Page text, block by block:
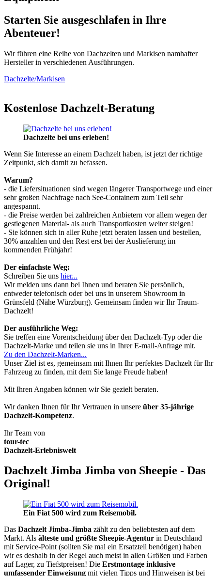
Starten Sie ausgeschlafen in Ihre
Abenteuer!
Wir führen eine Reihe von Dachzelten und Markisen namhafter
Hersteller in verschiedenen Ausführungen.
Dachzelte/Markisen
Kostenlose Dachzelt-Beratung
Dachzelte bei uns erleben!
Wenn Sie Interesse an einem Dachzelt haben, ist jetzt der richtige
Zeitpunkt, sich damit zu befassen.
Warum?
- die Liefersituationen sind wegen längerer Transportwege und einer
sehr großen Nachfrage nach See-Containern zum Teil sehr
angespannt.
- die Preise werden bei zahlreichen Anbietern vor allem wegen der
gestiegenen Material- als auch Transportkosten weiter steigen!
- Sie können sich in aller Ruhe jetzt beraten lassen und bestellen,
30% anzahlen und den Rest erst bei der Auslieferung im
kommenden Frühjahr!
Der einfachste Weg:
Schreiben Sie uns hier...
Wir melden uns dann bei Ihnen und beraten Sie persönlich,
entweder telefonisch oder bei uns in unserem Showroom in
Grünsfeld (Nähe Würzburg). Gemeinsam finden wir Ihr Traum-
Dachzelt!
Der ausführliche Weg:
Sie treffen eine Vorentscheidung über den Dachzelt-Typ oder die
Dachzelt-Marke und teilen sie uns in Ihrer E-mail-Anfrage mit.
Zu den Dachzelt-Marken...
Unser Ziel ist es, gemeinsam mit Ihnen Ihr perfektes Dachzelt für Ihr
Fahrzeug zu finden, mit dem Sie lange Freude haben!
Mit Ihren Angaben können wir Sie gezielt beraten.
Wir danken Ihnen für Ihr Vertrauen in unsere über 35-jährige
Dachzelt-Kompetenz.
Ihr Team von
tour-tec
Dachzelt-Erlebniswelt
Dachzelt Jimba Jimba von Sheepie - Das
Original!
Ein Fiat 500 wird zum Reisemobil.
Das Dachzelt Jimba-Jimba zählt zu den beliebtesten auf dem
Markt. Als älteste und größte Sheepie-Agentur in Deutschland
mit Service-Point (sollten Sie mal ein Ersatzteil benötigen) haben
wir es deshalb in der Regel auch meist in allen Größen und Farben
auf Lager, zu Tiefstpreisen! Die Erstmontage inklusive
umfassender Einweisung mit vielen Tipps und Hinweisen ist bei